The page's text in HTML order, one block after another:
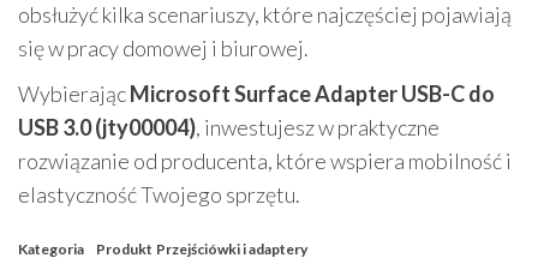
obsłużyć kilka scenariuszy, które najczęściej pojawiają
się w pracy domowej i biurowej.
WybierającMicrosoft Surface Adapter USB-C do
USB 3.0 (jty00004), inwestujesz w praktyczne
rozwiązanie od producenta, które wspiera mobilność i
elastyczność Twojego sprzętu.
Kategoria Produkt Przejściówki i adaptery